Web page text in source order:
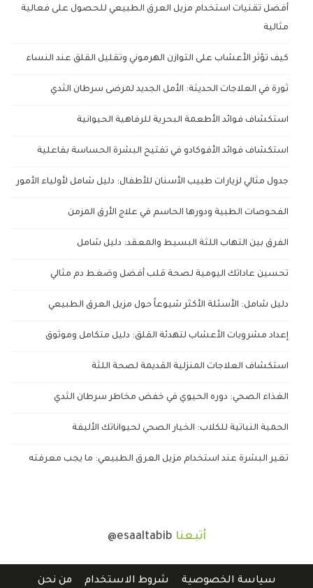
أفضل تقنيات استخدام مزيل العرق الطبيعي للحصول على فعالية
مثالية
كيف تؤثر الأعشاب على التوازن الهرموني وتقليل القلق عند النساء
ثورة في العلاجات الحديثة: الأمل الجديد لمرضى سرطان الثدي
استكشاف فوائد الأطعمة البحرية للرفاهية الحيوانية
استكشاف فوائد الأفوكادو في تفتيح البشرة الحساسة بفاعلية
جدول مثالي لزيارات طبيب الأسنان للأطفال: دليل شامل لأولياء الأمور
الفحوصات الطبية ودورها الحاسم في علاج الأرق المزمن
الفرق بين التهاب اللثة البسيط والمعقد: دليل شامل
تحسين عاداتك اليومية لصحة قلب أفضل وضغط دم مثالي
دليل شامل: الأسئلة الأكثر شيوعاً حول مزيل العرق الطبيعي
إعداد مشروبات الأعشاب لتهدئة القلق: دليل متكامل وموثوق
استكشاف العلاجات المنزلية القديمة لصحة اللثة
الغذاء الصحي: دوره الحيوي في خفض مخاطر سرطان الثدي
الحمية النباتية للكلاب: الخيار الصحي لحيواناتك الأليفة
تغير البشرة عند استخدام مزيل العرق الطبيعي: ما يجب معرفته
أتبعنا @esaaltabib
سياسة الخصوصية شروط الاستخدام من نحن